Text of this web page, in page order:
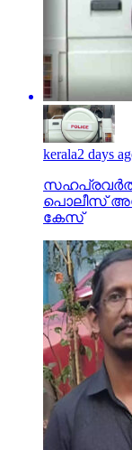
kerala2 days
പൊലീസ്
കേസ്